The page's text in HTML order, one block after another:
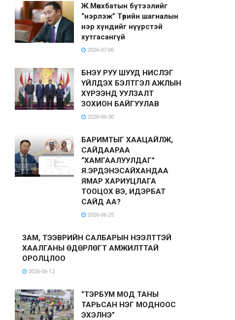
Ж.Мөнхбатын бүтээлийг
“нэрлэж” Төрийн шагналын
нэр хүндийг нүүрстэй
хутгасангүй
2026-07-06
БНЭУ РУУ ШУУД НИСЛЭГ
ҮЙЛДЭХ БЭЛТГЭЛ АЖЛЫН
ХҮРЭЭНД УУЛЗАЛТ
ЗОХИОН БАЙГУУЛАВ
2026-06-30
БАРИМТЫГ ХААЦАЙЛЖ,
САЙДААРАА
“ХАМГААЛУУЛДАГ”
Я.ЭРДЭНЭСАЙХАНДАА
ЯМАР ХАРИУЦЛАГА
ТООЦОХ ВЭ, ИДЭРБАТ
САЙД АА?
2026-06-25
ЗАМ, ТЭЭВРИЙН САЛБАРЫН НЭЭЛТТЭЙ
ХААЛГАНЫ ӨДӨРЛӨГТ АМЖИЛТТАЙ
ОРОЛЦЛОО
2026-06-12
“ТЭРБУМ МОД ТАНЫ
ТАРЬСАН НЭГ МОДНООС
ЭХЭЛНЭ”